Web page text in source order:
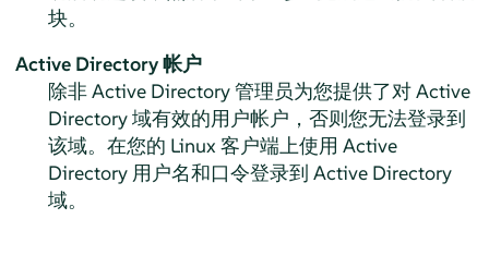
块。
Active Directory 帐户
除非 Active Directory 管理员为您提供了对 Active
Directory 域有效的用户帐户，否则您无法登录到
该域。在您的 Linux 客户端上使用 Active
Directory 用户名和口令登录到 Active Directory
域。